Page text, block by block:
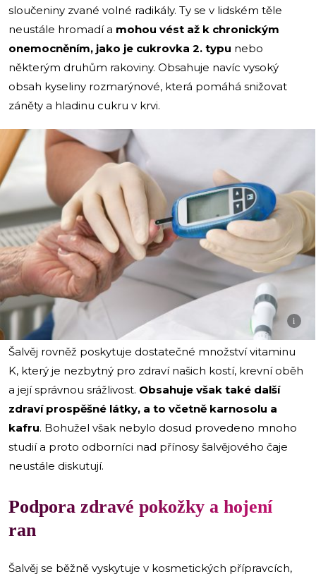
sloučeniny zvané volné radikály. Ty se v lidském těle
neustále hromadí a mohou vést až k chronickým
onemocněním, jako je cukrovka 2. typu nebo
některým druhům rakoviny. Obsahuje navíc vysoký
obsah kyseliny rozmarýnové, která pomáhá snižovat
záněty a hladinu cukru v krvi.
i
Šalvěj rovněž poskytuje dostatečné množství vitaminu
K, který je nezbytný pro zdraví našich kostí, krevní oběh
a její správnou srážlivost. Obsahuje však také další
zdraví prospěšné látky, a to včetně karnosolu a
kafru. Bohužel však nebylo dosud provedeno mnoho
studií a proto odborníci nad přínosy šalvějového čaje
neustále diskutují.
Podpora zdravé pokožky a hojení
ran
Šalvěj se běžně vyskytuje v kosmetických přípravcích,